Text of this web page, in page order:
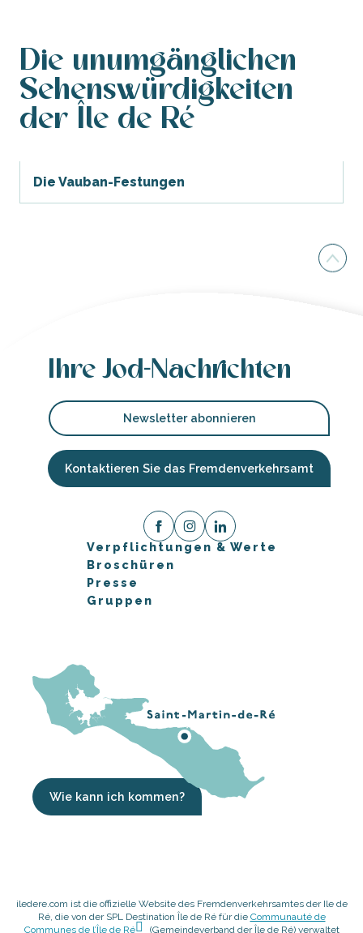
Die unumgänglichen
Sehenswürdigkeiten
der Île de Ré
Die Vauban-Festungen
Ihre Jod-Nachrichten
Newsletter abonnieren
Kontaktieren Sie das Fremdenverkehrsamt
Verpflichtungen & Werte
Broschüren
Presse
Gruppen
Wie kann ich kommen?
iledere.com ist die offizielle Website des Fremdenverkehrsamtes der Ile de
Ré, die von der SPL Destination Île de Ré für die Communauté de
Communes de l’Île de Ré
(Gemeindeverband der Île de Ré) verwaltet